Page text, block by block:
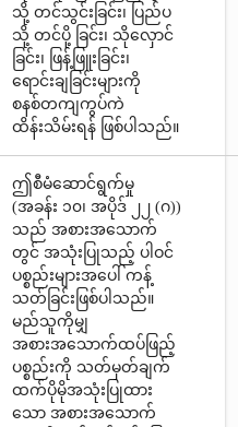
သို့ တင်သွင်းခြင်း၊ ပြည်ပ
သို့ တင်ပို့ ခြင်း၊ သိုလှောင်
ခြင်း၊ ဖြန့်ဖြူးခြင်း၊
ရောင်းချခြင်းများကို
စနစ်တကျကွပ်ကဲ
ထိန်းသိမ်းရန် ဖြစ်ပါသည်။
ဤစီမံဆောင်ရွက်မှု
(အခန်း ၁၀၊ အပိုဒ် ၂၂ (ဂ))
သည် အစားအသောက်
တွင် အသုံးပြုသည့် ပါဝင်
ပစ္စည်းများအပေါ် ကန့်
သတ်ခြင်းဖြစ်ပါသည်။
မည်သူကိုမျှ
အစားအသောက်ထပ်ဖြည့်
ပစ္စည်းကို သတ်မှတ်ချက်
ထက်ပိုမိုအသုံးပြုထား
သော အစားအသောက်